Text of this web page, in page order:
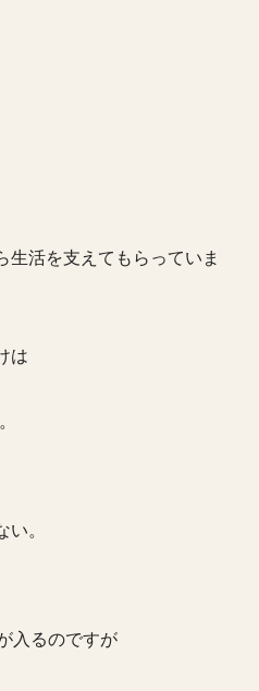
生活を支えてもらっていま
は
。
入るのですが